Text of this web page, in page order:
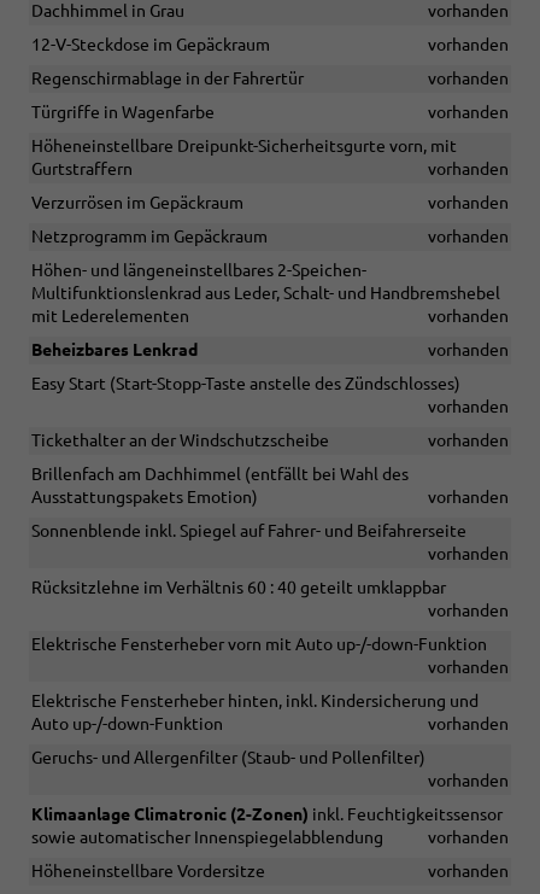
Dachhimmel in Grau
vorhanden
12-V-Steckdose im Gepäckraum
vorhanden
Regenschirmablage in der Fahrertür
vorhanden
Türgriffe in Wagenfarbe
vorhanden
Höheneinstellbare Dreipunkt-Sicherheitsgurte vorn, mit
Gurtstraffern
vorhanden
Verzurrösen im Gepäckraum
vorhanden
Netzprogramm im Gepäckraum
vorhanden
Höhen- und längeneinstellbares 2-Speichen-
Multifunktionslenkrad aus Leder, Schalt- und Handbremshebel
mit Lederelementen
vorhanden
Beheizbares Lenkrad
vorhanden
Easy Start (Start-Stopp-Taste anstelle des Zündschlosses)
vorhanden
Tickethalter an der Windschutzscheibe
vorhanden
Brillenfach am Dachhimmel (entfällt bei Wahl des
Ausstattungspakets Emotion)
vorhanden
Sonnenblende inkl. Spiegel auf Fahrer- und Beifahrerseite
vorhanden
Rücksitzlehne im Verhältnis 60 : 40 geteilt umklappbar
vorhanden
Elektrische Fensterheber vorn mit Auto up-/-down-Funktion
vorhanden
Elektrische Fensterheber hinten, inkl. Kindersicherung und
Auto up-/-down-Funktion
vorhanden
Geruchs- und Allergenfilter (Staub- und Pollenfilter)
vorhanden
Klimaanlage Climatronic (2-Zonen) inkl. Feuchtigkeitssensor
sowie automatischer Innenspiegelabblendung
vorhanden
Höheneinstellbare Vordersitze
vorhanden